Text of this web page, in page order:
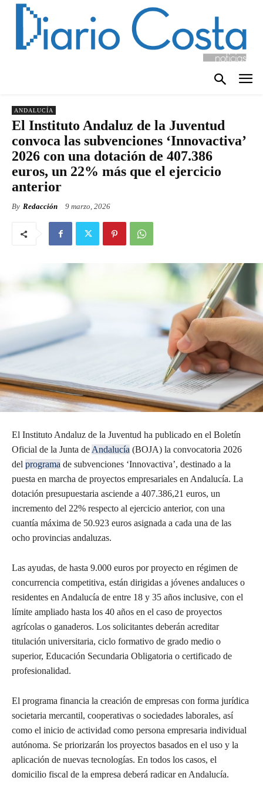
ANDALUCÍA
El Instituto Andaluz de la Juventud
convoca las subvenciones ‘Innovactiva’
2026 con una dotación de 407.386
euros, un 22% más que el ejercicio
anterior
By Redacción 9 marzo, 2026
El Instituto Andaluz de la Juventud ha publicado en el Boletín
Oficial de la Junta deAndalucía (BOJA) la convocatoria 2026
del programa de subvenciones ‘Innovactiva’, destinado a la
puesta en marcha de proyectos empresariales en Andalucía. La
dotación presupuestaria asciende a 407.386,21 euros, un
incremento del 22% respecto al ejercicio anterior, con una
cuantía máxima de 50.923 euros asignada a cada una de las
ocho provincias andaluzas.
Las ayudas, de hasta 9.000 euros por proyecto en régimen de
concurrencia competitiva, están dirigidas a jóvenes andaluces o
residentes en Andalucía de entre 18 y 35 años inclusive, con el
límite ampliado hasta los 40 años en el caso de proyectos
agrícolas o ganaderos. Los solicitantes deberán acreditar
titulación universitaria, ciclo formativo de grado medio o
superior, Educación Secundaria Obligatoria o certificado de
profesionalidad.
El programa financia la creación de empresas con forma jurídica
societaria mercantil, cooperativas o sociedades laborales, así
como el inicio de actividad como persona empresaria individual
autónoma. Se priorizarán los proyectos basados en el uso y la
aplicación de nuevas tecnologías. En todos los casos, el
domicilio fiscal de la empresa deberá radicar en Andalucía.